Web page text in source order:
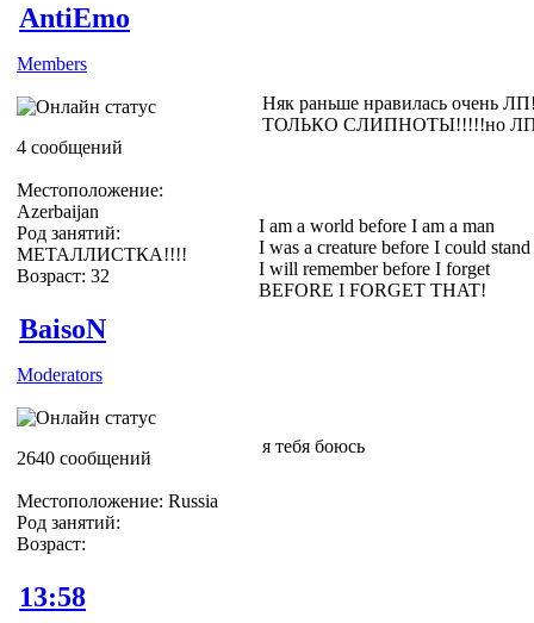
AntiEmo
Members
4 сообщений
Местоположение:
Azerbaijan
Род занятий:
МЕТАЛЛИСТКА!!!!
Возраст: 32
Няк раньше нравилась очень
ТОЛЬКО СЛИПНОТЫ!!!!!но ЛП
I am a world before I am a man
I was a creature before I could stand
I will remember before I forget
BEFORE I FORGET THAT!
BaisoN
Moderators
2640 сообщений
Местоположение: Russia
Род занятий:
Возраст:
я тебя боюсь
13:58